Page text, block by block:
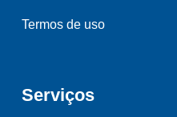
Termos de uso
Serviços